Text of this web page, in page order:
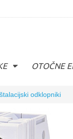
OTOČNE
odklopniki